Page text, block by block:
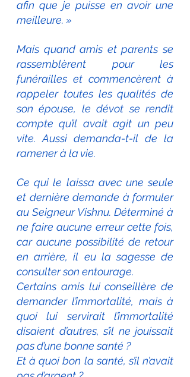
afin que je puisse en avoir une
meilleure. »
Mais quand amis et parents se
rassemblèrent pour les
funérailles et commencèrent à
rappeler toutes les qualités de
son épouse, le dévot se rendit
compte qu’il avait agit un peu
vite. Aussi demanda-t-il de la
ramener à la vie.
Ce qui le laissa avec une seule
et dernière demande à formuler
au Seigneur Vishnu. Déterminé à
ne faire aucune erreur cette fois,
car aucune possibilité de retour
en arrière, il eu la sagesse de
consulter son entourage.
Certains amis lui conseillère de
demander l’immortalité, mais à
quoi lui servirait l’immortalité
disaient d’autres, s’il ne jouissait
pas d’une bonne santé ?
Et à quoi bon la santé, s’il n’avait